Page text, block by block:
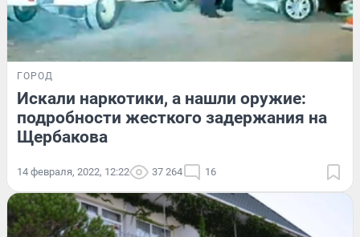
ГОРОД
Искали наркотики, а нашли оружие:
подробности жесткого задержания на
Щербакова
14 февраля, 2022, 12:22 37 264 16